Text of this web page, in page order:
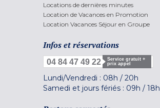
Locations de dernières minutes
Location de Vacances en Promotion
Location Vacances Séjour en Groupe
Infos et réservations
04 84 47 49 22
Service gratuit +
prix appel
Lundi/Vendredi : 08h / 20h
Samedi et jours fériés : 09h / 18h